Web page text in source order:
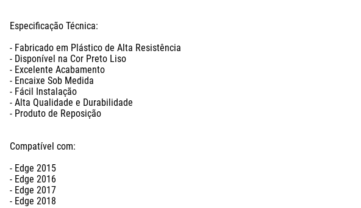
Especificação Técnica:
- Fabricado em Plástico de Alta Resistência
- Disponível na Cor Preto Liso
- Excelente Acabamento
- Encaixe Sob Medida
- Fácil Instalação
- Alta Qualidade e Durabilidade
- Produto de Reposição
Compatível com:
- Edge 2015
- Edge 2016
- Edge 2017
- Edge 2018